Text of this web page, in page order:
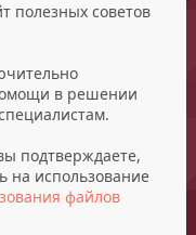
полезных советов
в решении
подтверждаете,
на использование
файлов